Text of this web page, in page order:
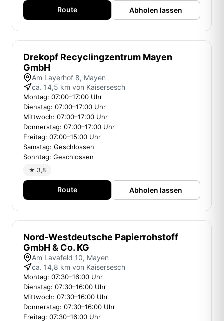
Route Abholen lassen
Drekopf Recyclingzentrum Mayen
GmbH
Am Layerhof 8, Mayen
ca. 14,5 km von Kaisersesch
Montag: 07:00–17:00 Uhr
Dienstag: 07:00–17:00 Uhr
Mittwoch: 07:00–17:00 Uhr
Donnerstag: 07:00–17:00 Uhr
Freitag: 07:00–15:00 Uhr
Samstag: Geschlossen
Sonntag: Geschlossen
★ 3,8
Route Abholen lassen
Nord-Westdeutsche Papierrohstoff
GmbH & Co. KG
Am Lavafeld 10, Mayen
ca. 14,8 km von Kaisersesch
Montag: 07:30–16:00 Uhr
Dienstag: 07:30–16:00 Uhr
Mittwoch: 07:30–16:00 Uhr
Donnerstag: 07:30–16:00 Uhr
Freitag: 07:30–16:00 Uhr